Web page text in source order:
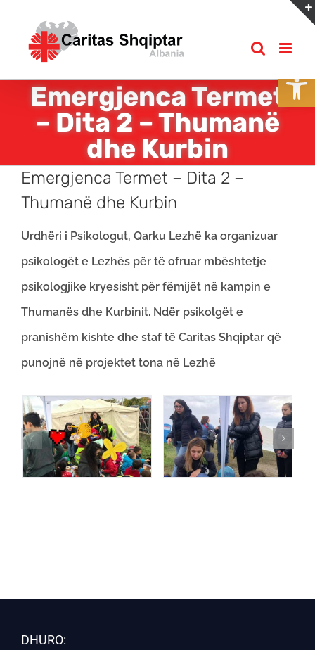
content
Emergjenca Termet
– Dita 2 – Thumanë
dhe Kurbin
Emergjenca Termet – Dita 2 –
Thumanë dhe Kurbin
Urdhëri i Psikologut, Qarku Lezhë ka organizuar
psikologët e Lezhës për të ofruar mbështetje
psikologjike kryesisht për fëmijët në kampin e
Thumanës dhe Kurbinit. Ndër psikolgët e
pranishëm kishte dhe staf të Caritas Shqiptar që
punojnë në projektet tona në Lezhë
DHURO: